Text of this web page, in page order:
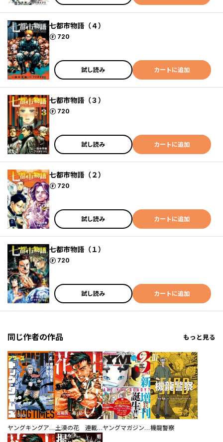
七都市物語（４）
720
ポイント
試し読み カートに追加
七都市物語（３）
720
ポイント
試し読み カートに追加
七都市物語（２）
720
ポイント
試し読み カートに追加
七都市物語（１）
720
ポイント
試し読み カートに追加
同じ作者の作品 もっと見る
ヤングキングアワーズ 土漠の花 連載版 ヤングマガジン サード機龍警察